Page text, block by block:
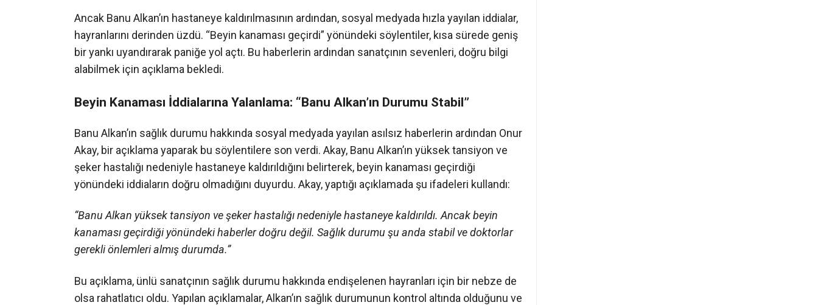
Ancak Banu Alkan’ın hastaneye kaldırılmasının ardından, sosyal medyada hızla yayılan iddialar,
hayranlarını derinden üzdü. “Beyin kanaması geçirdi” yönündeki söylentiler, kısa sürede geniş
bir yankı uyandırarak paniğe yol açtı. Bu haberlerin ardından sanatçının sevenleri, doğru bilgi
alabilmek için açıklama bekledi.
Beyin Kanaması İddialarına Yalanlama: “Banu Alkan’ın Durumu Stabil”
Banu Alkan’ın sağlık durumu hakkında sosyal medyada yayılan asılsız haberlerin ardından Onur
Akay, bir açıklama yaparak bu söylentilere son verdi. Akay, Banu Alkan’ın yüksek tansiyon ve
şeker hastalığı nedeniyle hastaneye kaldırıldığını belirterek, beyin kanaması geçirdiği
yönündeki iddiaların doğru olmadığını duyurdu. Akay, yaptığı açıklamada şu ifadeleri kullandı:
“Banu Alkan yüksek tansiyon ve şeker hastalığı nedeniyle hastaneye kaldırıldı. Ancak beyin
kanaması geçirdiği yönündeki haberler doğru değil. Sağlık durumu şu anda stabil ve doktorlar
gerekli önlemleri almış durumda.”
Bu açıklama, ünlü sanatçının sağlık durumu hakkında endişelenen hayranları için bir nebze de
olsa rahatlatıcı oldu. Yapılan açıklamalar, Alkan’ın sağlık durumunun kontrol altında olduğunu ve